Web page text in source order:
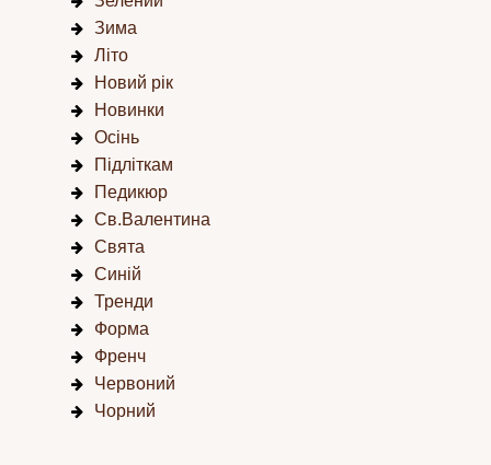
Зима
Літо
Новий рік
Новинки
Осінь
Підліткам
Педикюр
Св.Валентина
Свята
Синій
Тренди
Форма
Френч
Червоний
Чорний